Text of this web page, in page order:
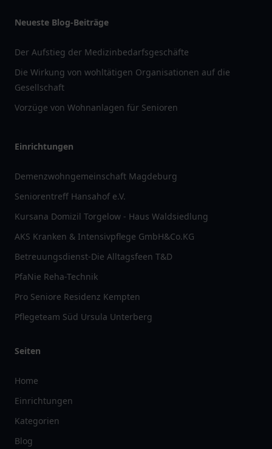
Neueste Blog-Beiträge
Der Aufstieg der Medizinbedarfsgeschäfte
Die Wirkung von wohltätigen Organisationen auf die
Gesellschaft
Vorzüge von Wohnanlagen für Senioren
Einrichtungen
Demenzwohngemeinschaft Magdeburg
Seniorentreff Hansahof e.V.
Kursana Domizil Torgelow - Haus Waldsiedlung
AKS Kranken & Intensivpflege GmbH&Co.KG
Betreuungsdienst-Die Alltagsfeen T&D
PfaNie Reha-Technik
Pro Seniore Residenz Kempten
Pflegeteam Süd Ursula Unterberg
Seiten
Home
Einrichtungen
Kategorien
Blog